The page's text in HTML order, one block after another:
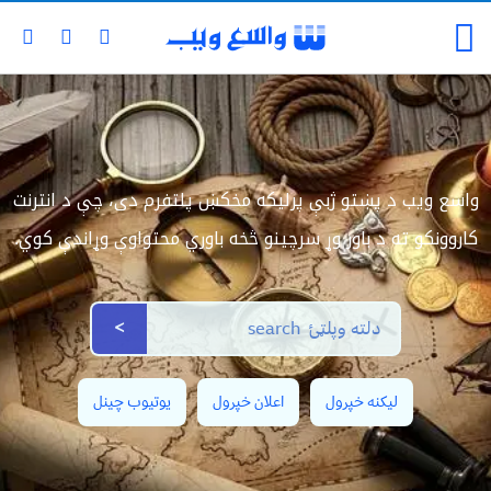
واسع ویب د پښتو ژبې پرلیکه مخکښ پلتفرم دی، چې د انترنت
کاروونکو ته د باور وړ سرچینو څخه باوري محتواوې وړاندې کوي.
>
لیکنه خپرول اعلان خپرول یوتیوب چینل